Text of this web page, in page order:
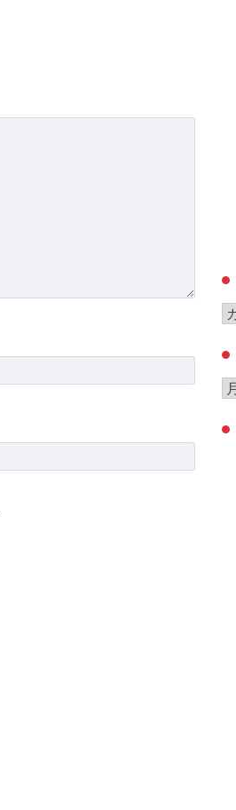
カ
ゴ
リ
ー
ア
カ